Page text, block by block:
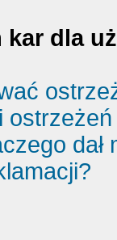
kar dla
dał